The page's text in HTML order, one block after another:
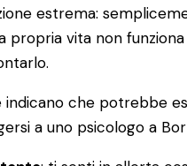
estrema:
propria vita non
indicano che potrebbe
a uno psicologo a